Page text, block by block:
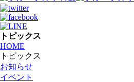
トピックス
HOME
トピックス
お知らせ
イベント